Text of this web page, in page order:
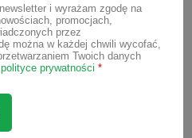
na
są kobiety
i małe dzieci.To
zapotrzebowanie na
na naturalne
żelaza jest
i wyrażam zgodę na
promocjach,
przez
można w każdej chwili wycofać,
Twoich danych
polityce prywatności *